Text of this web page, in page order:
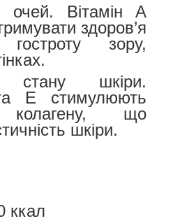
очей. Вітамін А
здоров’я
зору,
стану шкіри.
Е стимулюють
колагену, що
шкіри.
ккал